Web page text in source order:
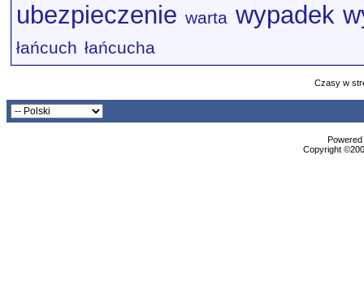
ubezpieczenie warta wypadek
łańcuch łańcucha
Czasy w
Copyright